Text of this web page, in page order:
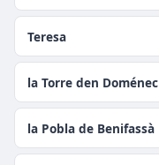
Teresa
la Torre den Doménec
la Pobla de Benifassà